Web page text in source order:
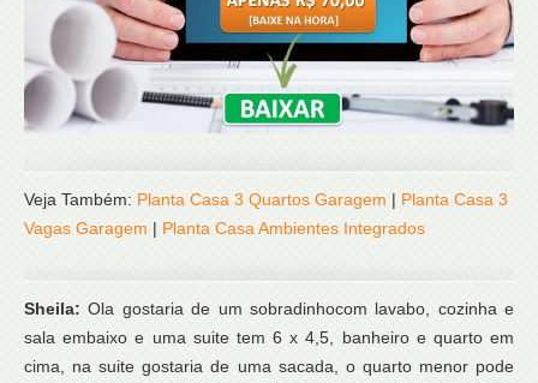
Veja Também: Planta Casa 3 Quartos Garagem | Planta Casa 3
Vagas Garagem | Planta Casa Ambientes Integrados
Sheila:Ola gostaria de um sobradinhocom lavabo, cozinha e
sala embaixo e uma suite tem 6 x 4,5, banheiro e quarto em
cima, na suite gostaria de uma sacada, o quarto menor pode